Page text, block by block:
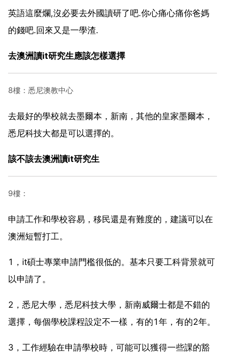
英語這麼爛,沒必要去外國讀研了吧.你心痛心痛你爸媽
的錢吧.回來又是一學渣.
去澳洲讀it研究生應該怎樣選擇
8樓：悉尼澳教中心
去最好的學校就去墨爾本，新南，其他的皇家墨爾本，
悉尼科技大都是可以選擇的。
該不該去澳洲讀it研究生
9樓：
申請工作和學校容易，移民還是有難度的，建議可以在
澳洲短暫打工。
1，it碩士專業申請門檻很低的。基本只要工科背景就可
以申請了。
2，悉尼大學，悉尼科技大學，新南威爾士都是不錯的
選擇，每個學校課程設定不一樣，有的1年，有的2年。
3，工作經驗在申請學校時，可能可以獲得一些課的豁